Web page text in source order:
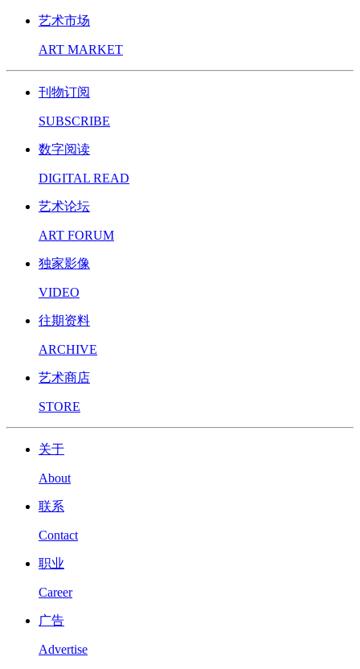
艺术市场
ART MARKET
刊物订阅
SUBSCRIBE
数字阅读
DIGITAL READ
艺术论坛
ART FORUM
独家影像
VIDEO
往期资料
ARCHIVE
艺术商店
STORE
关于
About
联系
Contact
职业
Career
广告
Advertise